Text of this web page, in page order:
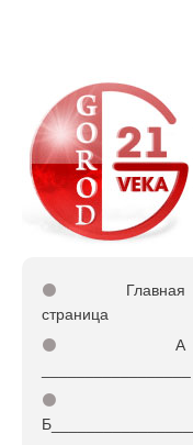
⚫
Главная
страница
⚫
А
⚫
Б_________________